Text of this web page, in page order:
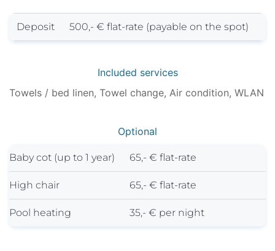
Deposit 500,- € flat-rate (payable on the spot)
Included services
Towels / bed linen, Towel change, Air condition, WLAN
Optional
Baby cot (up to 1 year) 65,- € flat-rate
High chair 65,- € flat-rate
Pool heating 35,- € per night